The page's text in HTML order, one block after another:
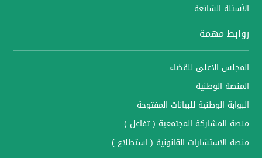
الأسئلة الشائعة
روابط مهمة
المجلس الأعلى للقضاء
المنصة الوطنية
البوابة الوطنية للبيانات المفتوحة
منصة المشاركة المجتمعية ( تفاعل )
منصة الاستشارات القانونية ( استطلاع )